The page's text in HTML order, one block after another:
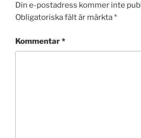
Din e-postadress kommer inte
Obligatoriska fält är märkta*
Kommentar*